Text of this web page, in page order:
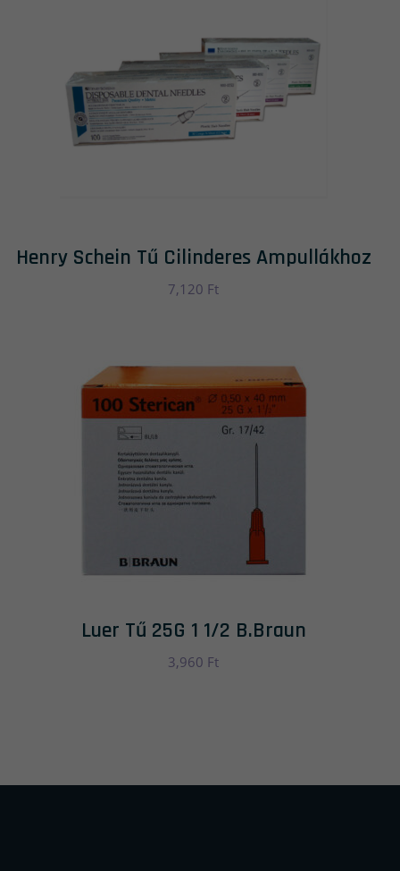
Henry Schein Tű Cilinderes Ampullákhoz
7,120 Ft
Luer Tű 25G 1 1/2 B.Braun
3,960 Ft